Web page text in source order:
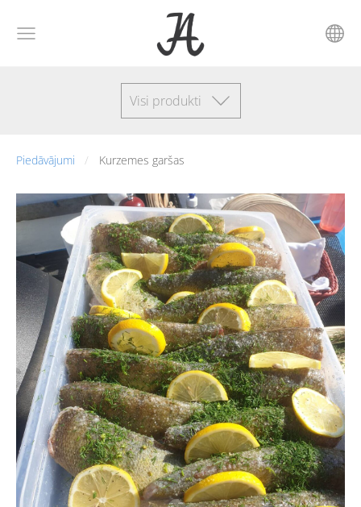
Visi produkti
Piedāvājumi Kurzemes garšas